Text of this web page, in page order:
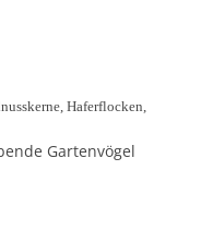
Haferflocken,
Gartenvögel